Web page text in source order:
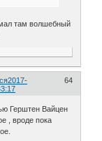
там волшебный
64
2017-
Герштен Вайцен
, вроде пока